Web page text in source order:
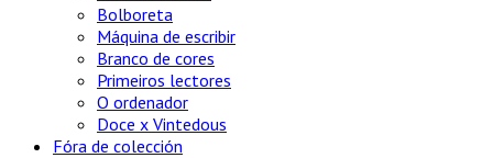
Bolboreta
Máquina de escribir
Branco de cores
Primeiros lectores
O ordenador
Doce x Vintedous
Fóra de colección